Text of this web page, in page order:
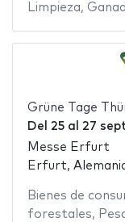
Limpieza,
Grüne Tage
Del 25al 27
Messe Erfurt
Erfurt,
Bienes de
forestales,